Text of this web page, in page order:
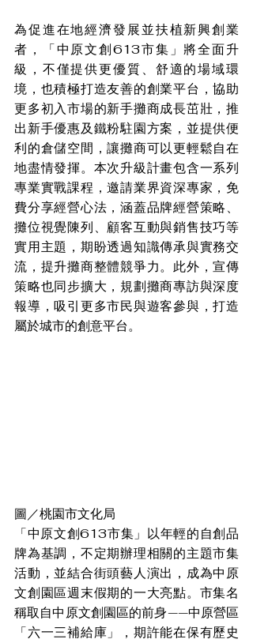
為促進在地經濟發展並扶植新興創業
者，「中原文創613市集」將全面升
級，不僅提供更優質、舒適的場域環
境，也積極打造友善的創業平台，協助
更多初入市場的新手攤商成長茁壯，推
出新手優惠及鐵粉駐園方案，並提供便
利的倉儲空間，讓攤商可以更輕鬆自在
地盡情發揮。本次升級計畫包含一系列
專業實戰課程，邀請業界資深專家，免
費分享經營心法，涵蓋品牌經營策略、
攤位視覺陳列、顧客互動與銷售技巧等
實用主題，期盼透過知識傳承與實務交
流，提升攤商整體競爭力。此外，宣傳
策略也同步擴大，規劃攤商專訪與深度
報導，吸引更多市民與遊客參與，打造
屬於城市的創意平台。
圖／桃園市文化局
「中原文創613市集」以年輕的自創品
牌為基調，不定期辦理相關的主題市集
活動，並結合街頭藝人演出，成為中原
文創園區週末假期的一大亮點。市集名
稱取自中原文創園區的前身——中原營區
「六一三補給庫」，期許能在保有歷史